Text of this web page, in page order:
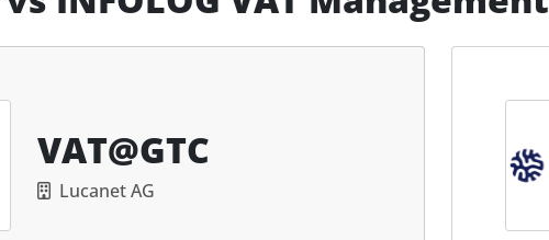
VAT@GTC
Lucanet AG